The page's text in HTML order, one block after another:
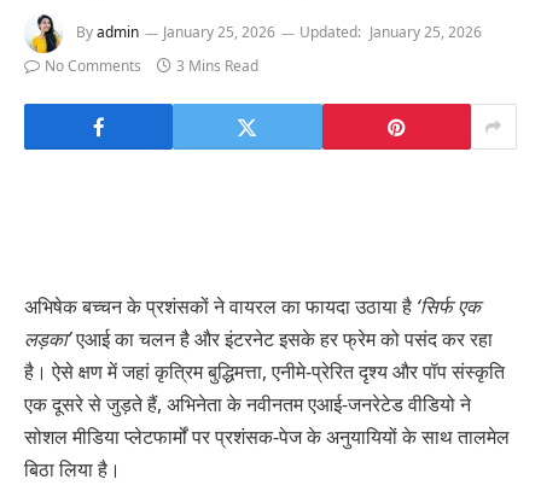
Byadmin January 25, 2026 Updated: January 25, 2026
No Comments
3 Mins Read
अभिषेक बच्चन के प्रशंसकों ने वायरल का फायदा उठाया है ‘सिर्फ एक
लड़का’एआई का चलन है और इंटरनेट इसके हर फ्रेम को पसंद कर रहा
है। ऐसे क्षण में जहां कृत्रिम बुद्धिमत्ता, एनीमे-प्रेरित दृश्य और पॉप संस्कृति
एक दूसरे से जुड़ते हैं, अभिनेता के नवीनतम एआई-जनरेटेड वीडियो ने
सोशल मीडिया प्लेटफार्मों पर प्रशंसक-पेज के अनुयायियों के साथ तालमेल
बिठा लिया है।